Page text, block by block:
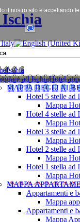
Ischia
ad IschiaHotel
MAPPA DEGLI
Hotel 5 stelle ad
Mappa
Hotel 4 stelle ad
Mappa
Hotel 3 stelle ad
Mappa
Hotel 2 stelle ad
Mappa
Hotel 1 stella ad
Mappa
MAPPA
Appartamenti e
Mappa
Appartamenti e
Mappa
il nostro sito e